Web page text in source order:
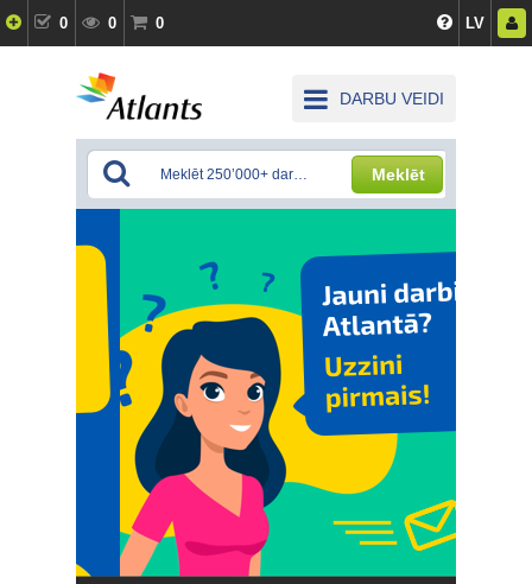
0 0 0 LV
DARBU VEIDI
Meklēt